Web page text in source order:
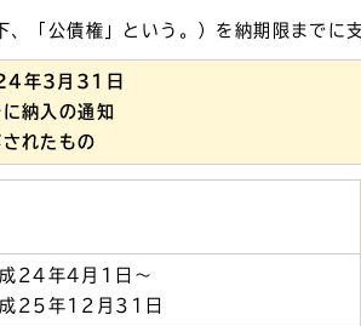
「公債権」という。）を納期限までに
年3月31日
に納入の通知
されたもの
24年4月1日～
25年12月31日